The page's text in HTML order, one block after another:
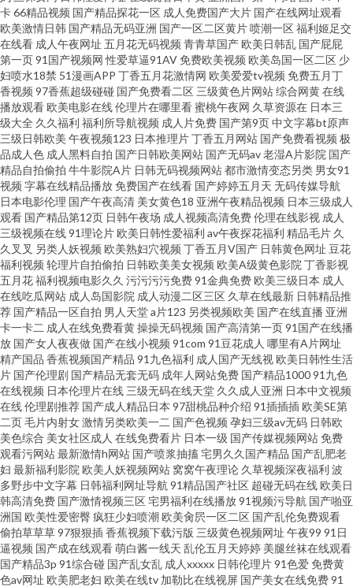
利姬网址 欧美人人操 性爱网五月天 草草影院日本 精品国产区久久 日韩av欧
美免费 91n女在线 成人AV在线资源 欧美另娄性爱 91操操操吧 福利姬网站免
费看 欧美性爱区第一页 综合在线久久 东京热AV电影 免费毛片网址 亚洲AV中
文网 www国产n免费 九一福利区 午夜黄色三级 超碰97人人操 久久先锋视频
深夜福利社区 97操擦 国模冰冰 殴美蜜桃 亚洲欧美不卡线 91视频观看网站 日
韩色情电影院 肏屄精品大全
卡66精品视频 国产精品探花一区 成人免费国产大片 国产在线网址观看
欧美激情日韩 国产精品无码亚洲 国产一区二区黄片喷潮一区福利姬足交
在线看 成人午夜网址 五月花无码视频 青青草国产欧美日韩乱 国产屁屁
第一页91国产视频网 性爱草逼91AV免费欧美视频 欧美岛国一区二区 少
妇喷水18禁 51漫画APP 丁香五月花激情网 欧美爱爱tv视频 免费五月丁
香视频 97香蕉超级碰碰 国产免费看二区 三级黄色片网站综合网黄在线
播放观看欧美电影在线伦理片在哪里看蜜桃午夜网 久草资源在 日本三
级大全 久久福利 福利所导航视频 成人片免费 国产第9页中文字幕bt原声
三级日韩欧美 午夜视频123 日本推理片丁香五月网站 国产免费看视频 极
品成人色 成人黑料自拍 国产日韩欧美网站 国产无码av老湿A片影院 国产
精品自拍偷拍 牛牛影院A片 日韩无码视频网站都市激情变态另类 男女91
视频 字幕在线精品播放免费国产在线看 国产婷婷五月天 无码传媒导航
日本电影伦理 国产午夜高清 美女黄色18 亚洲午夜精品视频 日本三级成人
观看 国产精品第12页 日韩午夜场 成人视频高清免费伦理在线影视 成人
三级视频在线91理论片欧美日韩性爱福利 av午夜探花福利 精品毛片 久
久叉叉 另类人妖视频 欧美熟妇穴视频 丁香五月V国产 日韩黄色网址 豆花
福利视频 轮理片自拍偷拍 日韩欧美美女视频 欧美A级黄色影院 丁香影视
五月花福利视频电影久久 污污污污免费91金典免费欧美三级日本 成人
在线吃瓜网站 成人岛国影院 成人动漫二区三区 久草在线最新 日韩精品推
荐 国产精品一区自拍 男人天堂a片123 另类视频欧美 国产在线直播 亚洲
卡一卡二 成人在线免费看黄操操无码视频 国产高清第一页91国产在线播
放 国产女人夜夜做 国产在线小视频 91com 91豆花成人 哪里有A片网址
精产国品 香蕉视频国产精品 91九色福利 成人国产无线视欧美日韩性生活
片 国产伦理剧 国产精品无套无码 成年人网站免费 国产精品100091九色
在线视频 日本伦理片在线 三级无码在线天堂 久久成人亚洲 日本中文视频
在线伦理剧推荐 国产成人精品日本 97甜桃品种介绍 91插插插欧美SE第
二页毛片内射女激情另类欧美一二 国产色视频 孕妇三级av无码 日韩欧
美色综合 美女社区成人 在线免费看片 日本一级 国产传媒视频网站免费
观看污网站最新激情h网站 国产喷浆抽搐宅男久久国产精品 国产乱肥老
妇 最新福利影院 欧美人妖视频网站 窝窝午夜理论 久草视频深夜福利 波
多野步中文字幕 日韩福利网址导航 91精品国产社区 超碰无码在线欧美日
韩高清免费 国产激情视频三区宅男福利在线播放91视频污导航 国产啪亚
洲国 欧美性爱密臀疯狂少妇喷潮欧美肏屄一区二区 国产乱伦免费观看
偷拍草草草97狠狠插香蕉视频下载污版 三级黄色视频网址 午夜99 91日
逼视频 国产成在线观看萌白酱一线天 乱伦五月天婷婷 美腿丝袜在线观看
国产精品3p 91综合碰 国产乱女乱 成人xxxxx 日韩伦理片91色爱免费黄
色av网址 欧美肥老妇 欧美在线tv 加勒比在线视屏 国产美女在线免费91